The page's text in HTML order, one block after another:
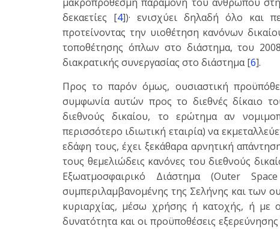
δεκαετίες [4])· ενισχύει δηλαδή όλο και
προτείνοντας την υιοθέτηση κανόνων
τοποθέτησης όπλων στο διάστημα, του
διακρατικής συνεργασίας στο διάστημα [6].
Προς το παρόν όμως, ουσιαστική
συμφωνία αυτών προς το διεθνές δίκαιο
διεθνούς δικαίου, το ερώτημα αν
περισσότερο ιδιωτική εταιρία) να
εδάφη τους, έχει ξεκάθαρα αρνητική
τους θεμελιώδεις κανόνες του διεθνούς
Εξωατμοσφαιρικό Διάστημα (Outer
συμπεριλαμβανομένης της Σελήνης και των
κυριαρχίας, μέσω χρήσης ή κατοχής, ή με
δυνατότητα και οι προϋποθέσεις